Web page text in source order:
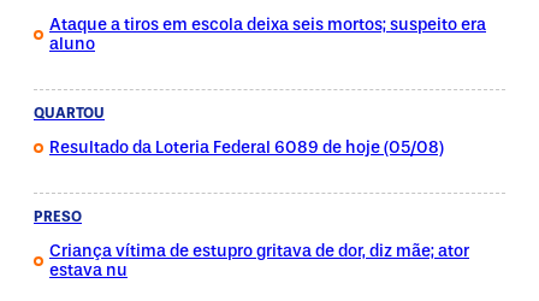
Ataque a tiros em escola deixa seis mortos; suspeito era
aluno
QUARTOU
Resultado da Loteria Federal 6089 de hoje (05/08)
PRESO
Criança vítima de estupro gritava de dor, diz mãe; ator
estava nu